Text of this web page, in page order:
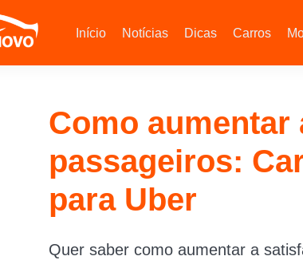
Início Notícias Dicas Carros
Como aumentar
passageiros:
para Uber
Quer saber como aumentar a